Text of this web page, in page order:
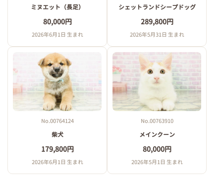
ミヌエット（長足）
80,000円
2026年6月1日 生まれ
シェットランドシープドッグ
289,800円
2026年5月31日 生まれ
No.00764124
柴犬
179,800円
2026年6月1日 生まれ
No.00763910
メインクーン
80,000円
2026年5月1日 生まれ